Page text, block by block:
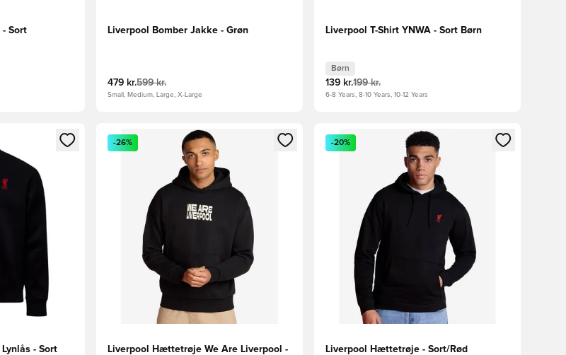
- Sort Liverpool Bomber Jakke - Grøn
479 kr.599 kr.
Small, Medium, Large, X-Large
Liverpool T-Shirt YNWA - Sort Børn
Børn
139 kr.199 kr.
6-8 Years, 8-10 Years, 10-12 Years
ind eller tilmelde dig som medlem
- Sort
Åbner en Modal til at logge ind eller tilmelde dig som medlem
-26%
Liverpool Hættetrøje We Are Liverpool -
Åbner en Modal til at logge ind eller tilmelde dig
-20%
Liverpool Hættetrøje - Sort/Rød